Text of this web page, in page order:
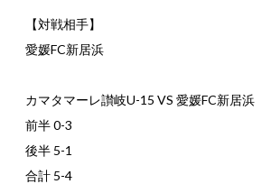
【対戦相手】
愛媛FC新居浜
カマタマーレ讃岐U-15 VS 愛媛FC新居浜
前半 0-3
後半 5-1
合計 5-4